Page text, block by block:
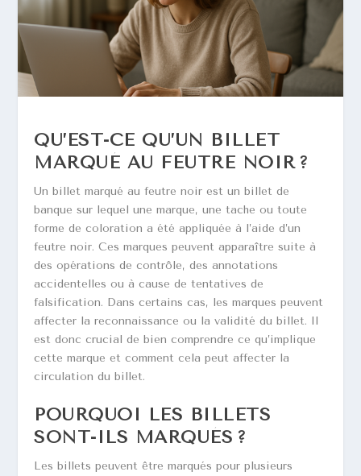
QU’EST-CE QU’UN BILLET
MARQUÉ AU FEUTRE NOIR ?
Un billet marqué au feutre noir est un billet de
banque sur lequel une marque, une tache ou toute
forme de coloration a été appliquée à l’aide d’un
feutre noir. Ces marques peuvent apparaître suite à
des opérations de contrôle, des annotations
accidentelles ou à cause de tentatives de
falsification. Dans certains cas, les marques peuvent
affecter la reconnaissance ou la validité du billet. Il
est donc crucial de bien comprendre ce qu’implique
cette marque et comment cela peut affecter la
circulation du billet.
POURQUOI LES BILLETS
SONT-ILS MARQUÉS ?
Les billets peuvent être marqués pour plusieurs